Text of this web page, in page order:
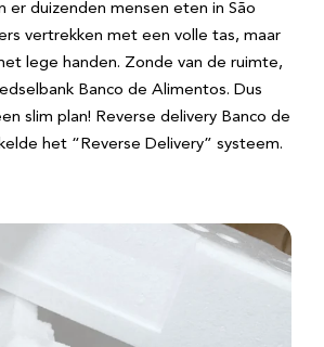
er duizenden mensen eten in São
vertrekken met een volle tas, maar
lege handen. Zonde van de ruimte,
Banco de Alimentos. Dus
slim plan! Reverse delivery Banco de
het “Reverse Delivery” systeem.